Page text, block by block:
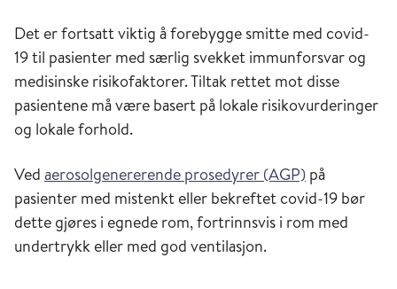
Det er fortsatt viktig å forebygge smitte med covid-
19 til pasienter med særlig svekket immunforsvar og
medisinske risikofaktorer. Tiltak rettet mot disse
pasientene må være basert på lokale risikovurderinger
og lokale forhold.
Ved aerosolgenererende prosedyrer (AGP) på
pasienter med mistenkt eller bekreftet covid-19 bør
dette gjøres i egnede rom, fortrinnsvis i rom med
undertrykk eller med god ventilasjon.